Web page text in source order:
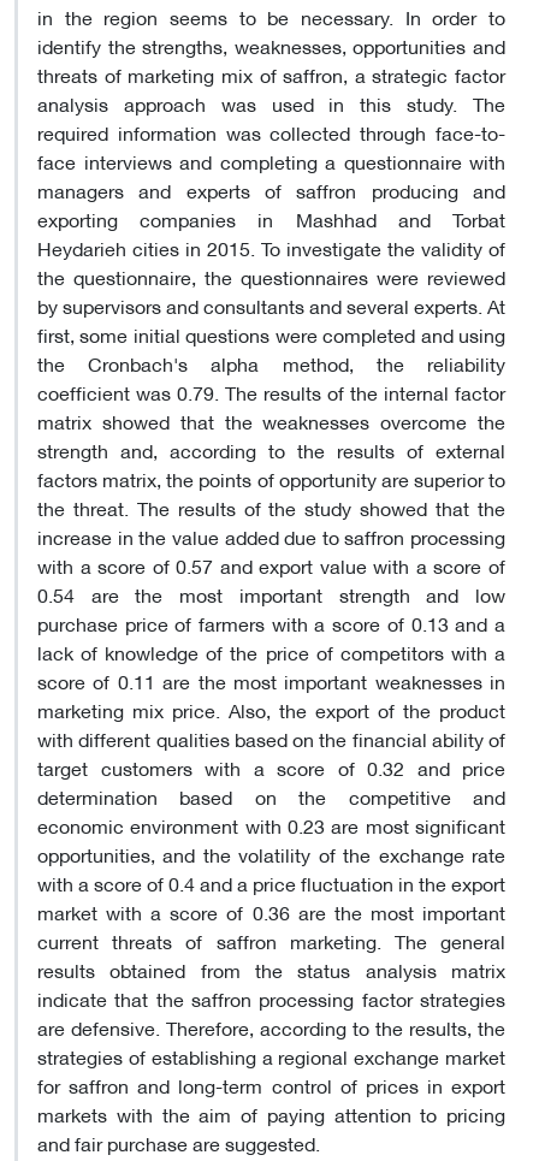
in the region seems to be necessary. In order to
identify the strengths, weaknesses, opportunities and
threats of marketing mix of saffron, a strategic factor
analysis approach was used in this study. The
required information was collected through face-to-
face interviews and completing a questionnaire with
managers and experts of saffron producing and
exporting companies in Mashhad and Torbat
Heydarieh cities in 2015. To investigate the validity of
the questionnaire, the questionnaires were reviewed
by supervisors and consultants and several experts. At
first, some initial questions were completed and using
the Cronbach's alpha method, the reliability
coefficient was 0.79. The results of the internal factor
matrix showed that the weaknesses overcome the
strength and, according to the results of external
factors matrix, the points of opportunity are superior to
the threat. The results of the study showed that the
increase in the value added due to saffron processing
with a score of 0.57 and export value with a score of
0.54 are the most important strength and low
purchase price of farmers with a score of 0.13 and a
lack of knowledge of the price of competitors with a
score of 0.11 are the most important weaknesses in
marketing mix price. Also, the export of the product
with different qualities based on the financial ability of
target customers with a score of 0.32 and price
determination based on the competitive and
economic environment with 0.23 are most significant
opportunities, and the volatility of the exchange rate
with a score of 0.4 and a price fluctuation in the export
market with a score of 0.36 are the most important
current threats of saffron marketing. The general
results obtained from the status analysis matrix
indicate that the saffron processing factor strategies
are defensive. Therefore, according to the results, the
strategies of establishing a regional exchange market
for saffron and long-term control of prices in export
markets with the aim of paying attention to pricing
and fair purchase are suggested.